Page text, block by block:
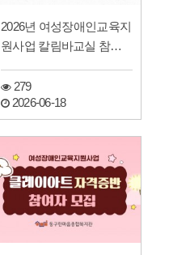
2026년 여성장애인교육지
원사업 칼림바교실 참여
279
2026-06-18